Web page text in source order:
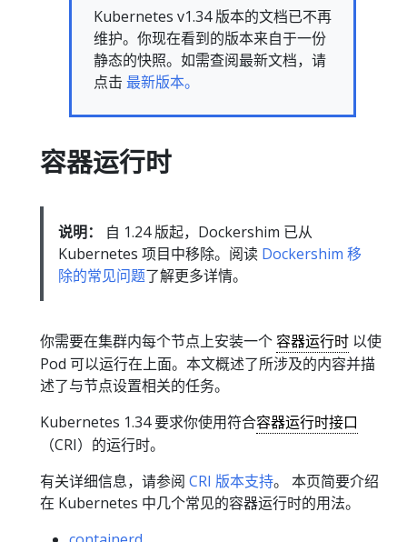
Kubernetes v1.34 版本的文档已不再
维护。你现在看到的版本来自于一份
静态的快照。如需查阅最新文档，请
点击 最新版本。
容器运行时
说明：
自 1.24 版起，Dockershim 已从
Kubernetes 项目中移除。阅读 Dockershim 移
除的常见问题了解更多详情。
你需要在集群内每个节点上安装一个 容器运行时 以使
Pod 可以运行在上面。本文概述了所涉及的内容并描
述了与节点设置相关的任务。
Kubernetes 1.34 要求你使用符合容器运行时接口
（CRI）的运行时。
有关详细信息，请参阅 CRI 版本支持。 本页简要介绍
在 Kubernetes 中几个常见的容器运行时的用法。